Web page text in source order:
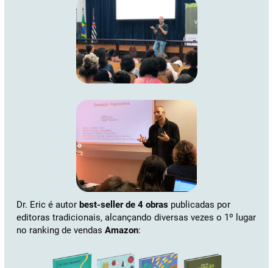
Dr. Eric é autor best-seller de 4 obras publicadas por
editoras tradicionais, alcançando diversas vezes o 1º lugar
no ranking de vendas Amazon: